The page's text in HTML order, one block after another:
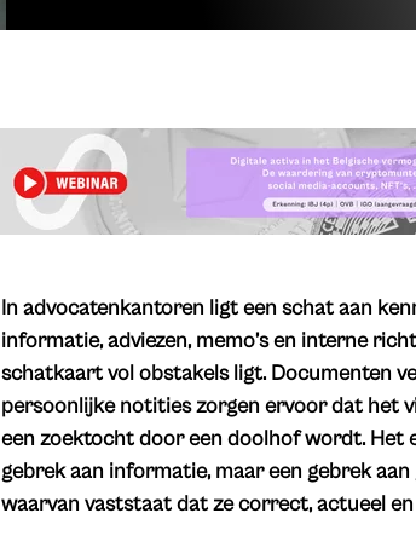
In advocatenkantoren ligt een schat aan
informatie, adviezen, memo’s en interne
schatkaart vol obstakels ligt. Documenten
persoonlijke notities zorgen ervoor dat het
een zoektocht door een doolhof wordt. Het
gebrek aan informatie, maar een gebrek
waarvan vaststaat dat ze correct, actueel